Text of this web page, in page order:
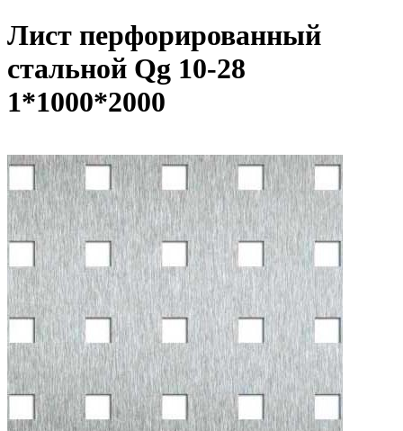
Лист перфорированный
стальной Qg 10-28
1*1000*2000